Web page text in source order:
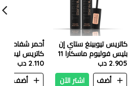
كاتريس تيوبينغ ستاي إن
بليس فوليوم ماسكارا 11
مل – 010 باندا بروف بلاك
2.905 دب
أضف
اشتر الآن
أحمر شفاه و
كاتريس ليب
باي هارت
2.110 دب
أضف